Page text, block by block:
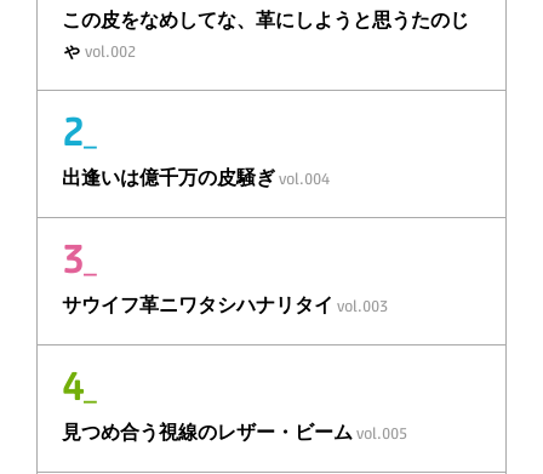
この皮をなめしてな、 革にしようと思うたのじ
ゃ vol.002
2
出逢いは億千万の皮騒ぎ vol.004
3
サウイフ革ニワタシハナリタイ vol.003
4
見つめ合う視線のレザー・ビーム vol.005